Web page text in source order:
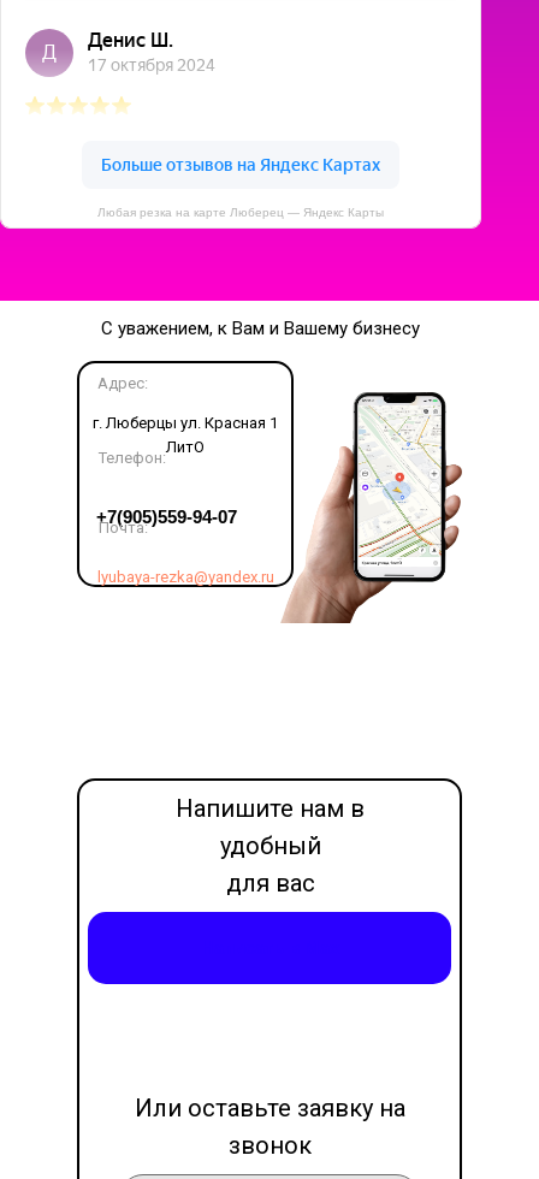
Любая резка на карте Люберец — Яндекс Карты
Напишите нам в
удобный
для вас
месседжер
Или оставьте заявку на
звонок
С уважением, к Вам и Вашему бизнесу
Адрес:
г. Люберцы ул. Красная 1
ЛитО
Телефон:
+7(905)559-94-07
Почта:
lyubaya-rezka@yandex.ru